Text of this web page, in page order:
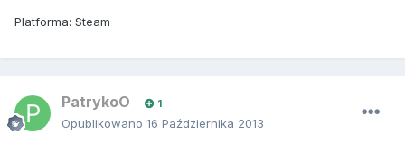
Platforma: Steam
PatrykoO 1
Opublikowano 16 Października 2013